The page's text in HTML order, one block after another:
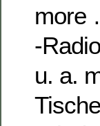
more
-
u. a.